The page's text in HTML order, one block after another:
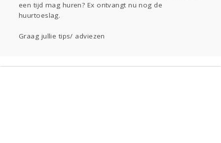
een tijd mag huren? Ex ontvangt nu nog de
huurtoeslag.
Graag jullie tips/ adviezen